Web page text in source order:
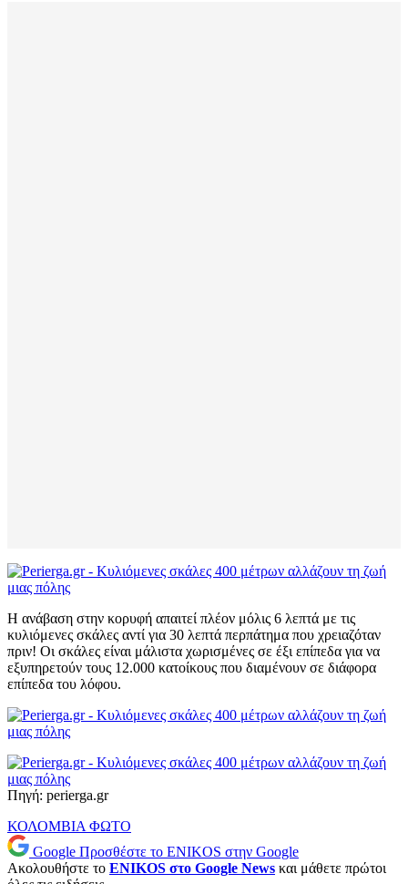
Η ανάβαση στην κορυφή απαιτεί πλέον μόλις 6 λεπτά με τις
κυλιόμενες σκάλες αντί για 30 λεπτά περπάτημα που χρειαζόταν
πριν! Οι σκάλες είναι μάλιστα χωρισμένες σε έξι επίπεδα για να
εξυπηρετούν τους 12.000 κατοίκους που διαμένουν σε διάφορα
επίπεδα του λόφου.
Πηγή: perierga.gr
ΚΟΛΟΜΒΙΑ ΦΩΤΟ
Google Προσθέστε το ENIKOS στην Google
Ακολουθήστε το ENIKOS στο Google News και μάθετε πρώτοι